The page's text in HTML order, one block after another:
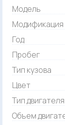
Модель
Модификация
Год
Пробег
Тип кузова
Цвет
Тип двигателя
Объем